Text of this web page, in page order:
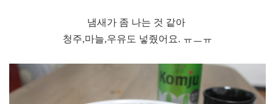
냄새가 좀 나는 것 같아
청주,마늘,우유도 넣줬어요. ㅠㅡㅠ